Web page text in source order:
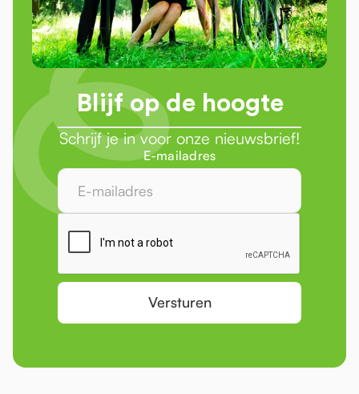
Blijf op de hoogte
Schrijf je in voor onze nieuwsbrief!
E-mailadres